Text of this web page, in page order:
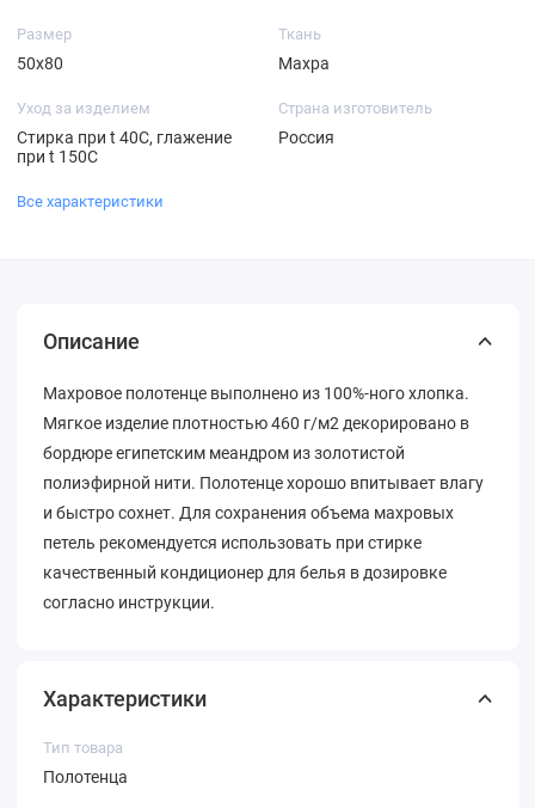
Размер
50х80
Ткань
Махра
Уход за изделием
Стирка при t 40С, глажение
при t 150С
Страна изготовитель
Россия
Все характеристики
Описание
Махровое полотенце выполнено из 100%-ного хлопка.
Мягкое изделие плотностью 460 г/м2 декорировано в
бордюре египетским меандром из золотистой
полиэфирной нити. Полотенце хорошо впитывает влагу
и быстро сохнет. Для сохранения объема махровых
петель рекомендуется использовать при стирке
качественный кондиционер для белья в дозировке
согласно инструкции.
Характеристики
Тип товара
Полотенца